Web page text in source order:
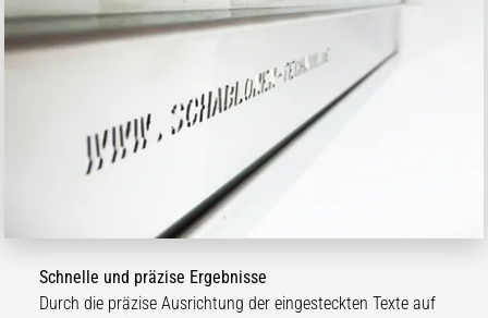
Schnelle und präzise Ergebnisse
Durch die präzise Ausrichtung der eingesteckten Texte auf